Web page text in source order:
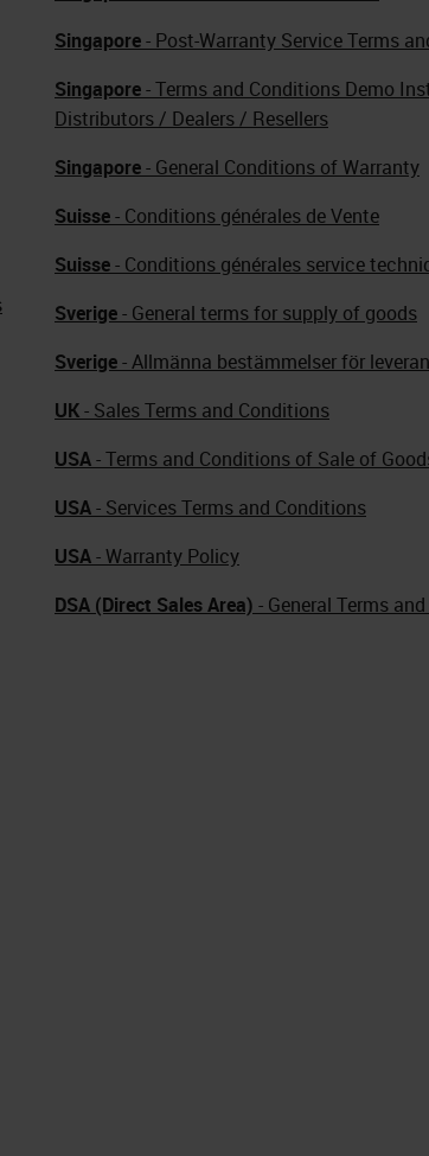
Singapore- Post-Warranty Service Terms
Singapore- Terms and Conditions Demo
Distributors / Dealers / Resellers
Singapore- General Conditions of Warranty
Suisse- Conditions générales de Vente
Suisse- Conditions générales service
Sverige- General terms for supply of goods
Sverige- Allmänna bestämmelser för
UK- Sales Terms and Conditions
USA- Terms and Conditions of Sale of
USA- Services Terms and Conditions
USA- Warranty Policy
DSA (Direct Sales Area) - General Terms